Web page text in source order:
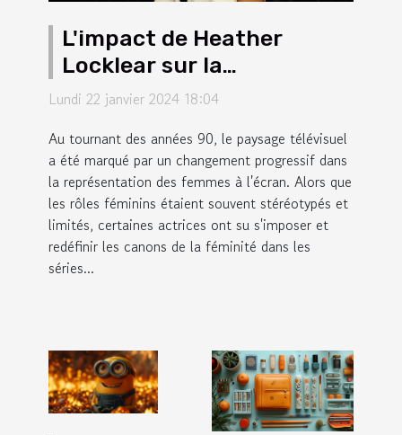
L'impact de Heather
Locklear sur la
représentation des
télévisées des années 90
Lundi 22 janvier 2024 18:04
Au tournant des années 90, le paysage télévisuel
a été marqué par un changement progressif dans
la représentation des femmes à l'écran. Alors que
les rôles féminins étaient souvent stéréotypés et
limités, certaines actrices ont su s'imposer et
redéfinir les canons de la féminité dans les
séries...